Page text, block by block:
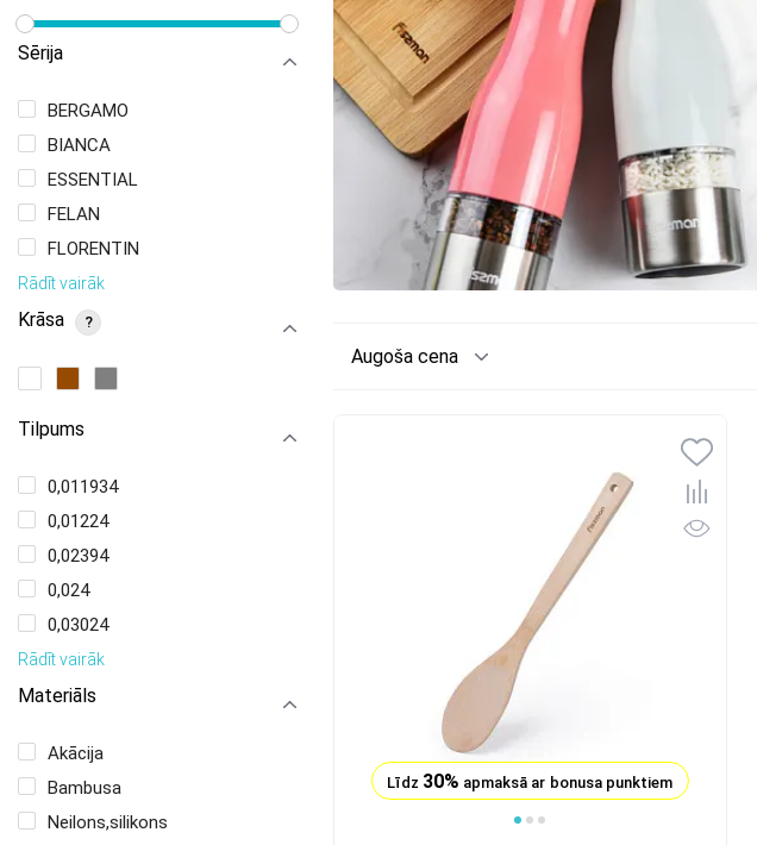
Sērija
BERGAMO
BIANCA
ESSENTIAL
FELAN
FLORENTIN
Rādīt vairāk
Krāsa ?
Tilpums
0,011934
0,01224
0,02394
0,024
0,03024
Rādīt vairāk
Materiāls
Akācija
Bambusa
Neilons,silikons
Augoša cena
Līdz 30% apmaksā ar bonusa punktiem